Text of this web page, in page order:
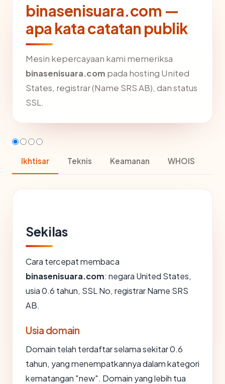
binasenisuara.com —
apa kata catatan publik
Mesin kepercayaan kami memeriksa
binasenisuara.com pada hosting United
States, registrar (Name SRS AB), dan status
SSL.
Ikhtisar Teknis Keamanan WHOIS
Sekilas
Cara tercepat membaca
binasenisuara.com: negara United States,
usia 0.6 tahun, SSL No, registrar Name SRS
AB.
Usia domain
Domain telah terdaftar selama sekitar 0.6
tahun, yang menempatkannya dalam kategori
kematangan "new". Domain yang lebih tua